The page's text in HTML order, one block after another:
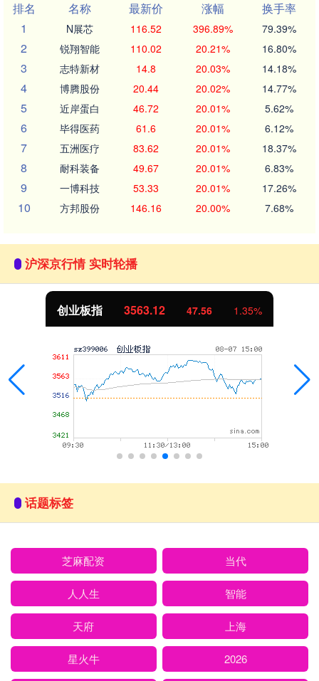
排名
名称 最新价 涨幅
换手率
1
N展芯 116.52 396.89% 79.39%
2 锐翔智能 110.02 20.21% 16.80%
3 志特新材 14.8 20.03% 14.18%
4 博腾股份 20.44 20.02% 14.77%
5 近岸蛋白 46.72 20.01% 5.62%
6 毕得医药 61.6 20.01% 6.12%
7 五洲医疗 83.62 20.01% 18.37%
8 耐科装备 49.67 20.01% 6.83%
9 一博科技 53.33 20.01% 17.26%
10 方邦股份 146.16 20.00% 7.68%
沪深京行情 实时轮播
创业板指 3563.12 47.56 1.35%
话题标签
芝麻配资 当代
人人生 智能
天府 上海
星火牛 2026